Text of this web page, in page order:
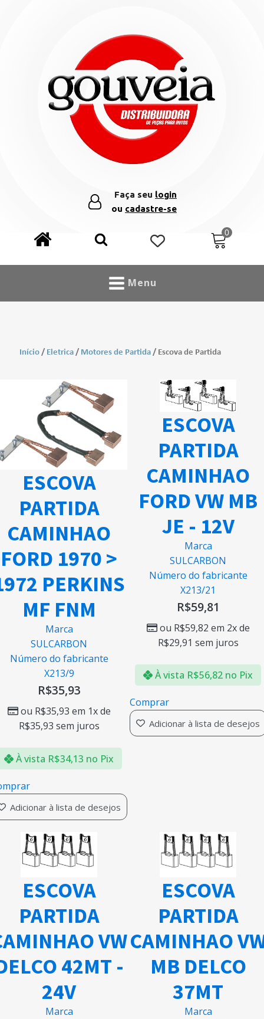
Faça seu login
ou cadastre-se
Menu
Início / Eletrica / Motores de Partida / Escova de Partida
ESCOVA
PARTIDA
CAMINHAO
FORD 1970 >
PERKINS
MF FNM
Marca
SULCARBON
Número do fabricante
X213/9
R$35,93
ou R$35,93 em 1x de
R$35,93 sem juros
À vista R$34,13 no Pix
Adicionar à lista de desejos
ESCOVA
PARTIDA
CAMINHAO
FORD VW MB
JE - 12V
Marca
SULCARBON
Número do fabricante
X213/21
R$59,81
ou R$59,82 em 2x de
R$29,91 sem juros
À vista R$56,82 no Pix
Comprar
Adicionar à lista de desejos
ESCOVA
PARTIDA
VW
42MT -
24V
Marca
ESCOVA
PARTIDA
CAMINHAO
MB DELCO
37MT
Marca